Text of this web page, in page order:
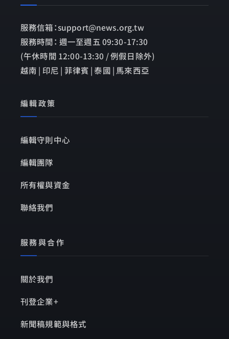
服務信箱：support@news.org.tw
服務時間： 週一至週五 09:30-17:30
(午休時間 12:00-13:30 / 例假日除外)
越南 | 印尼 | 菲律賓 | 泰國 | 馬來西亞
編輯政策
編輯守則中心
編輯團隊
所有權與資金
聯絡我們
服務與合作
關於我們
刊登企業+
新聞稿規範與格式